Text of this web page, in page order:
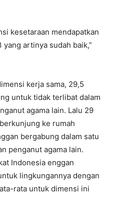
kesetaraan mendapatkan
artinya sudah baik,”
kerja sama, 29,5
untuk tidak terlibat dalam
agama lain. Lalu 29
ke rumah
bergabung dalam satu
penganut agama lain.
Indonesia enggan
lingkungannya dengan
rata untuk dimensi ini